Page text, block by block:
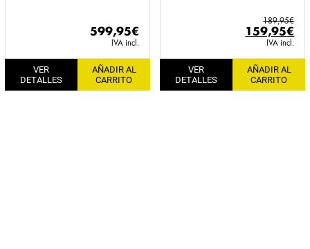
599,95€
IVA incl.
VER
DETALLES
AÑADIR AL
CARRITO
189,95€
El
precio
original
era:
189,95€.
159,95€
IVA incl.
VER
DETALLES
AÑADIR AL
CARRITO